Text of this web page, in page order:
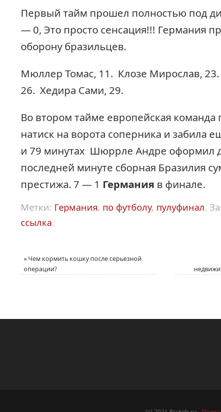
Первый тайм прошел полностью под
— 0, Это просто сенсация!!! Германия
оборону бразильцев.
Мюллер Томас, 11. Клозе Мирослав, 23.
26. Хедира Сами, 29.
Во втором тайме европейская команда
натиск на ворота соперника и забила
и 79 минутах Шюррле Андре оформил
последней минуте сборная Бразилия
престижа. 7 — 1 Германия в финале.
Метки: Германия, по футболу, пулуфинал.
ссылка.
«Чем кормить кошку после серьезной
операции?